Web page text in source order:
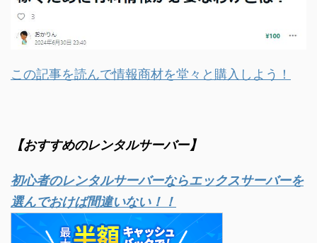
この記事を読んで情報商材を堂々と購入しよう！
【おすすめのレンタルサーバー】
初心者のレンタルサーバーならエックスサーバーを
選んでおけば間違いない！！